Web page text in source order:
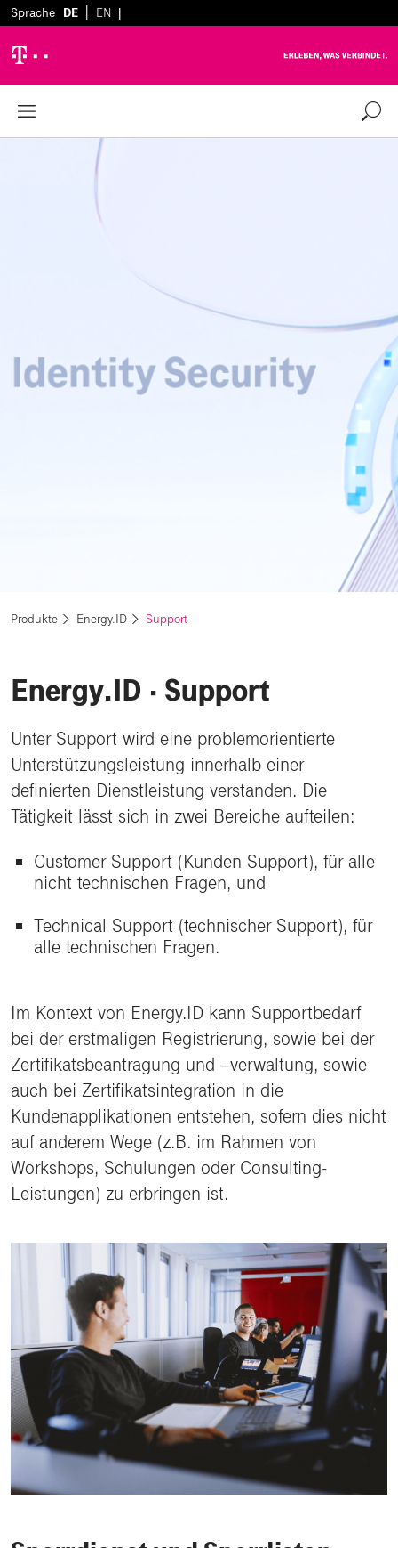
Sprache DE EN |
Produkte Energy.ID Support
Energy.ID ⋅ Support
Unter Support wird eine problemorientierte
Unterstützungsleistung innerhalb einer
definierten Dienstleistung verstanden. Die
Tätigkeit lässt sich in zwei Bereiche aufteilen:
Customer Support (Kunden Support), für alle
nicht technischen Fragen, und
Technical Support (technischer Support), für
alle technischen Fragen.
Im Kontext von Energy.ID kann Supportbedarf
bei der erstmaligen Registrierung, sowie bei der
Zertifikatsbeantragung und –verwaltung, sowie
auch bei Zertifikatsintegration in die
Kundenapplikationen entstehen, sofern dies nicht
auf anderem Wege (z.B. im Rahmen von
Workshops, Schulungen oder Consulting-
Leistungen) zu erbringen ist.